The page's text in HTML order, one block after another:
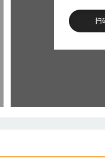
扫